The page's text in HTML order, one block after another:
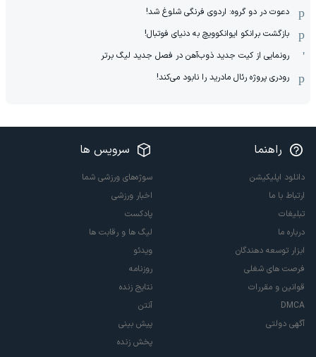
دعوت در دو گروه: اردوی فرنگی شلوغ شد!
بازگشت برانکو ایوانکوویچ به دنیای فوتبال!
رونمایی از کیت جدید ذوب‌آهن در فصل جدید لیگ برتر
رودری پروژه رئال مادرید را نابود می‌کند!
راهنما
دانلود اپلیکیشن
ارتباط با ما
تبلیغات
درباره ما
ابزار توسعه دهندگان
فرصت های شغلی
قوانین و مقررات
DMCA
آگهی دولتی
سرویس ها
سوژه‌های ورزشی شما
اخبار ورزشی
پادکست
لیگ ها و رقابت ها
ویدئو
روزنامه
نتایج زنده
آنتن
پیش بینی
پخش زنده